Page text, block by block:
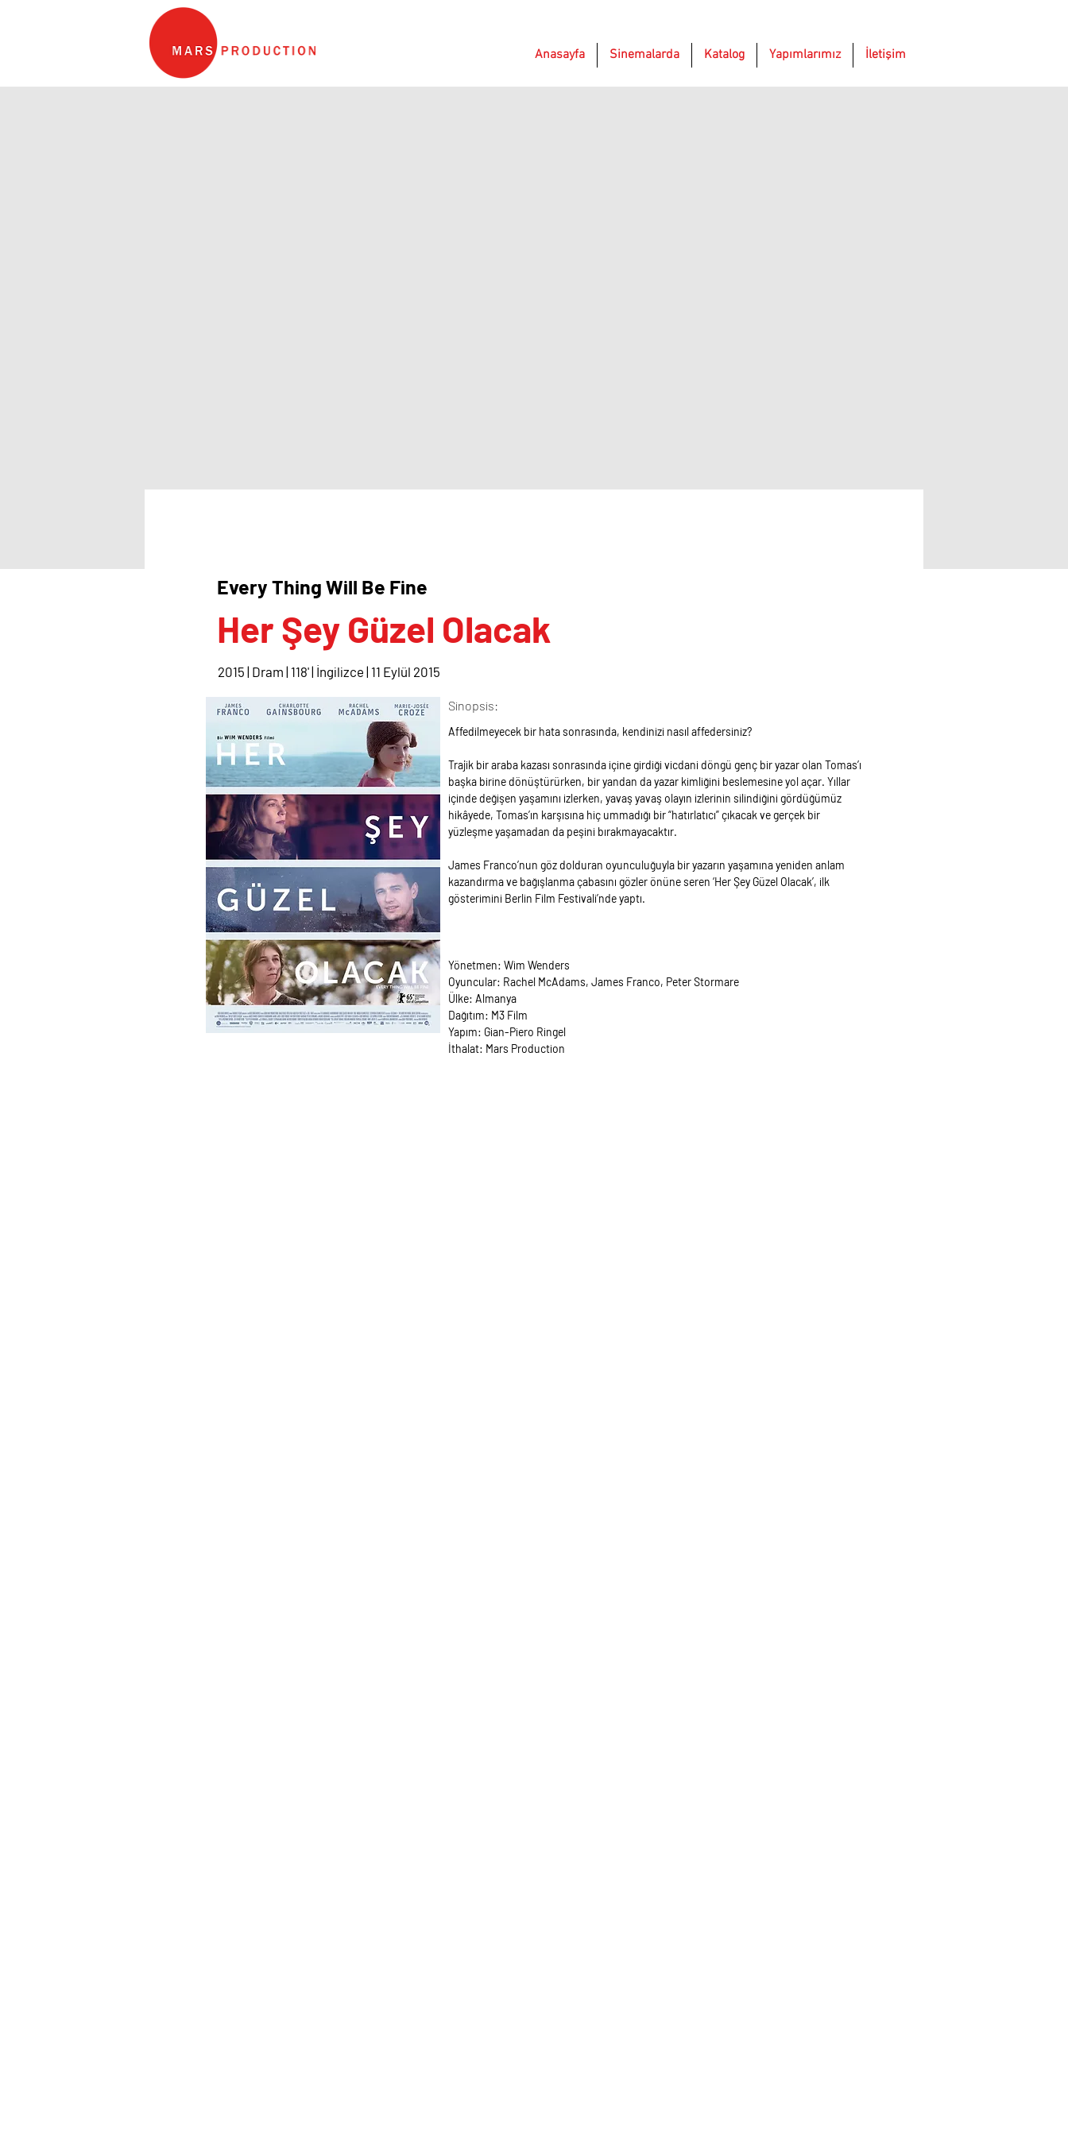
Anasayfa Sinemalarda Katalog Yapımlarımız İletişim
Every Thing Will Be Fine
Her Şey Güzel Olacak
2015 | Dram | 118' | İngilizce | 11 Eylül 2015
Sinopsis:
Affedilmeyecek bir hata sonrasında, kendinizi nasıl affedersiniz?
Trajik bir araba kazası sonrasında içine girdiği vicdani döngü genç bir yazar olan Tomas’ı
başka birine dönüştürürken, bir yandan da yazar kimliğini beslemesine yol açar. Yıllar
içinde değişen yaşamını izlerken, yavaş yavaş olayın izlerinin silindiğini gördüğümüz
hikâyede, Tomas’ın karşısına hiç ummadığı bir “hatırlatıcı” çıkacak ve gerçek bir
yüzleşme yaşamadan da peşini bırakmayacaktır.
James Franco’nun göz dolduran oyunculuğuyla bir yazarın yaşamına yeniden anlam
kazandırma ve bağışlanma çabasını gözler önüne seren ‘Her Şey Güzel Olacak’, ilk
gösterimini Berlin Film Festivali’nde yaptı.
Yönetmen: Wim Wenders
Oyuncular: Rachel McAdams, James Franco, Peter Stormare
Ülke: Almanya
Dağıtım: M3 Film
Yapım: Gian-Piero Ringel
İthalat: Mars Production